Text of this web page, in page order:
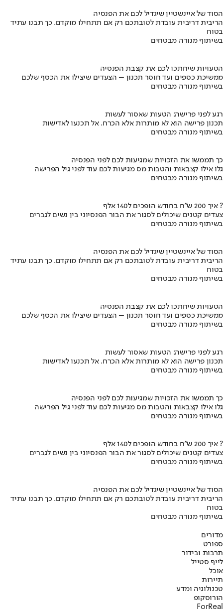
הסוד של איינשטיין שיגדיל לכם את הפנסיה
הריבית דריבית עובדת לטובתכם רק אם תתחילו מוקדם. כך תבנו עתיד
בטוח
בשיתוף מנורה מבטחים
הטעויות שיחתכו לכם את קצבת הפנסיה
ממשיכת כספים ועד חוסר תכנון – הצעדים שיצילו את הכסף שלכם
בשיתוף מנורה מבטחים
רגע לפני פרישה: הטעות שאסור לעשות
תכנון פרישה הוא לא מותרות אלא הכרח. אל תכנעו לאדישות
בשיתוף מנורה מבטחים
כך תממשו את הזכויות שמגיעות לכם לפני הפנסיה
גלו אילו קצבאות והטבות מס מגיעות לכם עוד לפני גיל הפרישה
בשיתוף מנורה מבטחים
איך 200 ש"ח בחודש הופכים ל140 אלף ?
צעדים קטנים שיכולים לסגור את הבור הפנסיוני בין נשים לגברים
בשיתוף מנורה מבטחים
הסוד של איינשטיין שיגדיל לכם את הפנסיה
הריבית דריבית עובדת לטובתכם רק אם תתחילו מוקדם. כך תבנו עתיד
בטוח
בשיתוף מנורה מבטחים
הטעויות שיחתכו לכם את קצבת הפנסיה
ממשיכת כספים ועד חוסר תכנון – הצעדים שיצילו את הכסף שלכם
בשיתוף מנורה מבטחים
רגע לפני פרישה: הטעות שאסור לעשות
תכנון פרישה הוא לא מותרות אלא הכרח. אל תכנעו לאדישות
בשיתוף מנורה מבטחים
כך תממשו את הזכויות שמגיעות לכם לפני הפנסיה
גלו אילו קצבאות והטבות מס מגיעות לכם עוד לפני גיל הפרישה
בשיתוף מנורה מבטחים
איך 200 ש"ח בחודש הופכים ל140 אלף ?
צעדים קטנים שיכולים לסגור את הבור הפנסיוני בין נשים לגברים
בשיתוף מנורה מבטחים
הסוד של איינשטיין שיגדיל לכם את הפנסיה
הריבית דריבית עובדת לטובתכם רק אם תתחילו מוקדם. כך תבנו עתיד
בטוח
בשיתוף מנורה מבטחים
מדורים
ספורט
תרבות ובידור
לייף סטייל
אוכל
תיירות
טכנולוגיה ומדע
הורוסקופ
ForReal